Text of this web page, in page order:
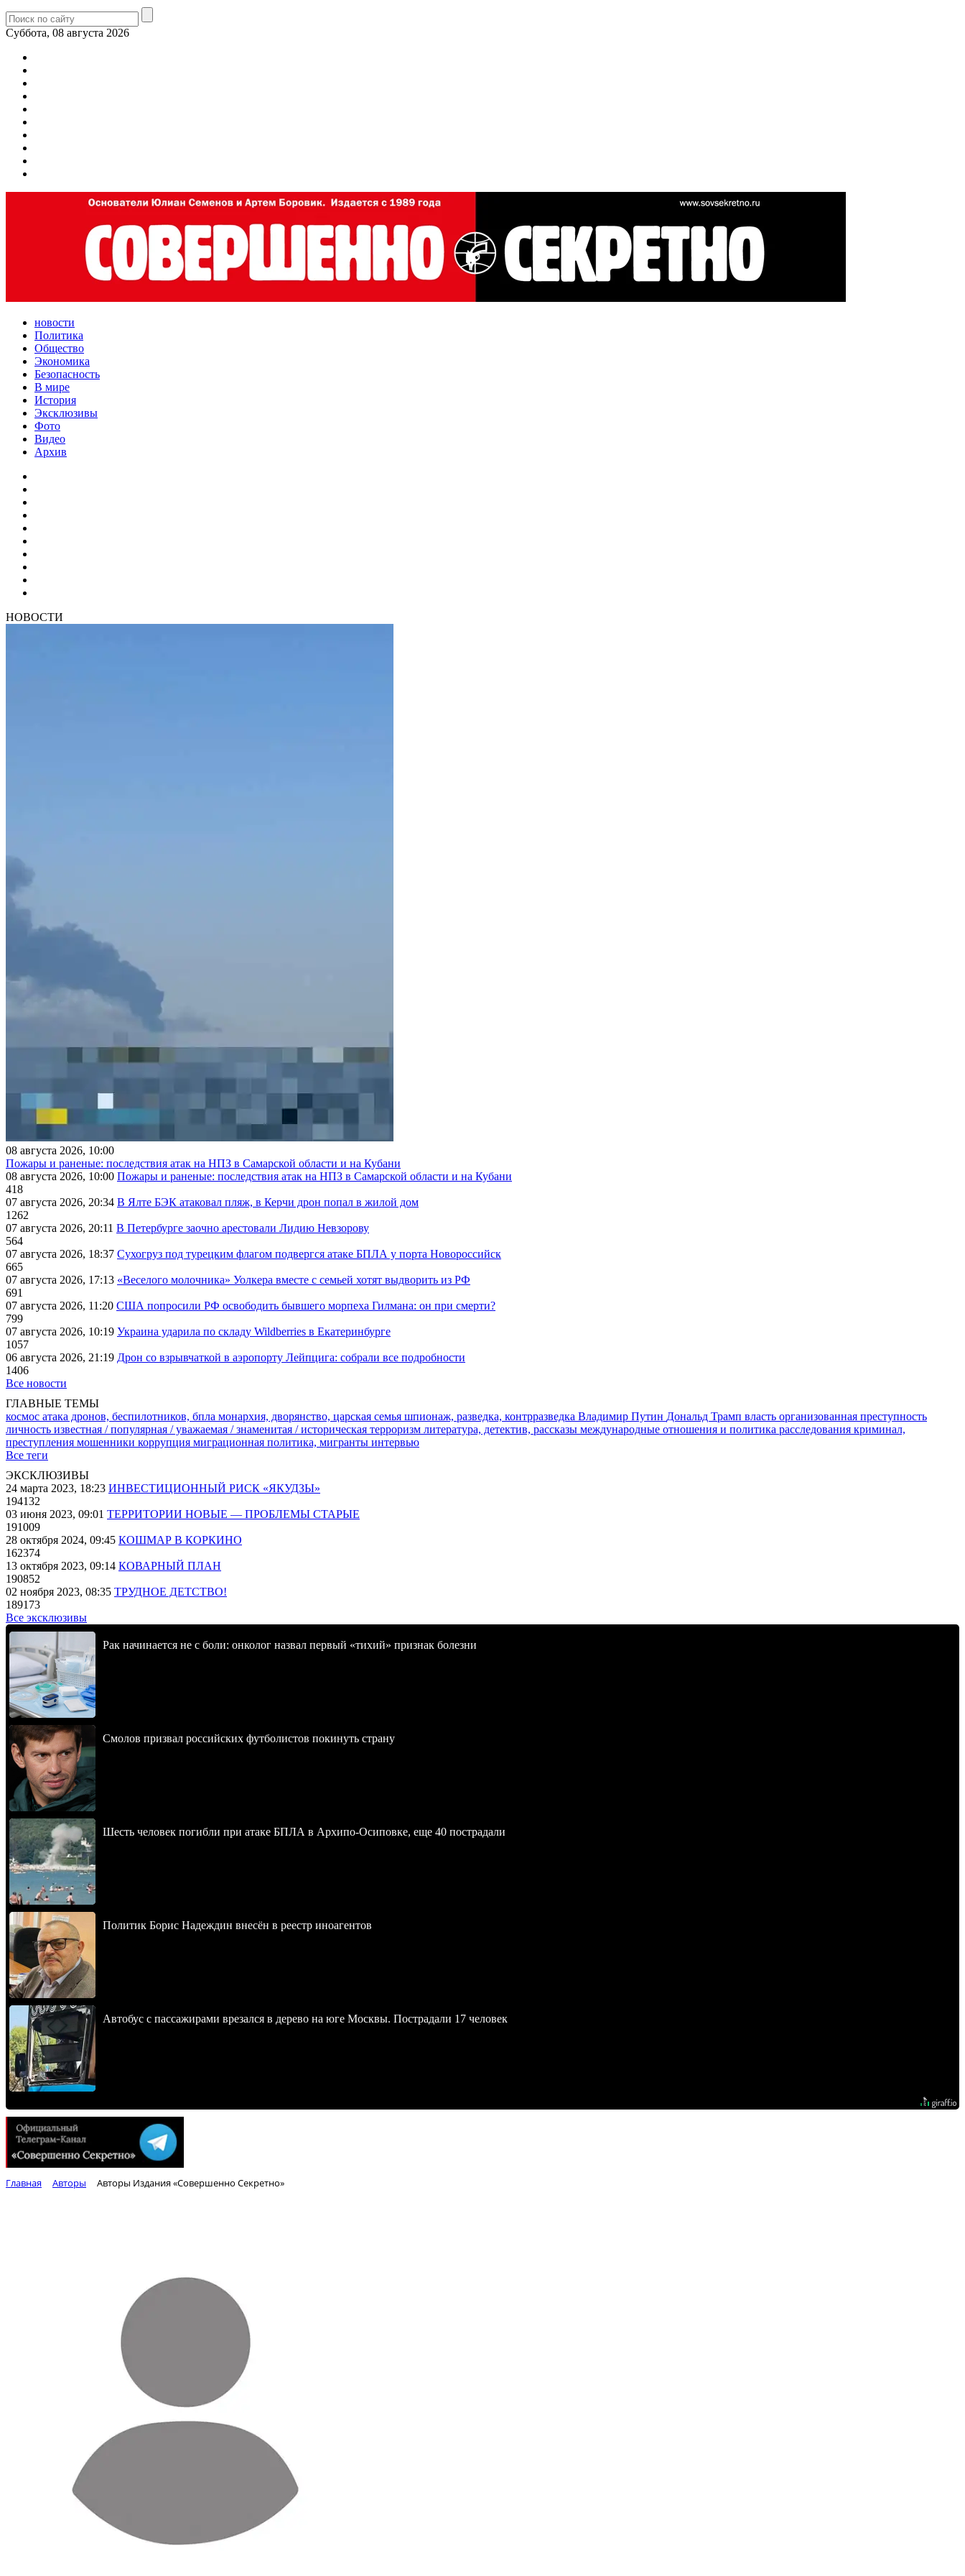
Суббота, 08 августа 2026
новости
Политика
Общество
Экономика
Безопасность
В мире
История
Эксклюзивы
Фото
Видео
Архив
НОВОСТИ
08 августа 2026, 10:00
Пожары и раненые: последствия атак на НПЗ в Самарской области и на Кубани
08 августа 2026, 10:00 Пожары и раненые: последствия атак на НПЗ в Самарской области и на Кубани
418
07 августа 2026, 20:34 В Ялте БЭК атаковал пляж, в Керчи дрон попал в жилой дом
1262
07 августа 2026, 20:11 В Петербурге заочно арестовали Лидию Невзорову
564
07 августа 2026, 18:37 Сухогруз под турецким флагом подвергся атаке БПЛА у порта Новороссийск
665
07 августа 2026, 17:13 «Веселого молочника» Уолкера вместе с семьей хотят выдворить из РФ
691
07 августа 2026, 11:20 США попросили РФ освободить бывшего морпеха Гилмана: он при смерти?
799
07 августа 2026, 10:19 Украина ударила по складу Wildberries в Екатеринбурге
1057
06 августа 2026, 21:19 Дрон со взрывчаткой в аэропорту Лейпцига: собрали все подробности
1406
Все новости
ГЛАВНЫЕ ТЕМЫ
космос атака дронов, беспилотников, бпла монархия, дворянство, царская семья шпионаж, разведка, контрразведка Владимир Путин Дональд Трамп власть организованная преступность
личность известная / популярная / уважаемая / знаменитая / историческая терроризм литература, детектив, рассказы международные отношения и политика расследования криминал,
преступления мошенники коррупция миграционная политика, мигранты интервью
Все теги
ЭКСКЛЮЗИВЫ
24 марта 2023, 18:23 ИНВЕСТИЦИОННЫЙ РИСК «ЯКУДЗЫ»
194132
03 июня 2023, 09:01 ТЕРРИТОРИИ НОВЫЕ — ПРОБЛЕМЫ СТАРЫЕ
191009
28 октября 2024, 09:45 КОШМАР В КОРКИНО
162374
13 октября 2023, 09:14 КОВАРНЫЙ ПЛАН
190852
02 ноября 2023, 08:35 ТРУДНОЕ ДЕТСТВО!
189173
Все эксклюзивы
Рак начинается не с боли: онколог назвал первый «тихий» признак болезни
Смолов призвал российских футболистов покинуть страну
Шесть человек погибли при атаке БПЛА в Архипо-Осиповке, еще 40 пострадали
Политик Борис Надеждин внесён в реестр иноагентов
Автобус с пассажирами врезался в дерево на юге Москвы. Пострадали 17 человек
Главная Авторы Авторы Издания «Совершенно Секретно»